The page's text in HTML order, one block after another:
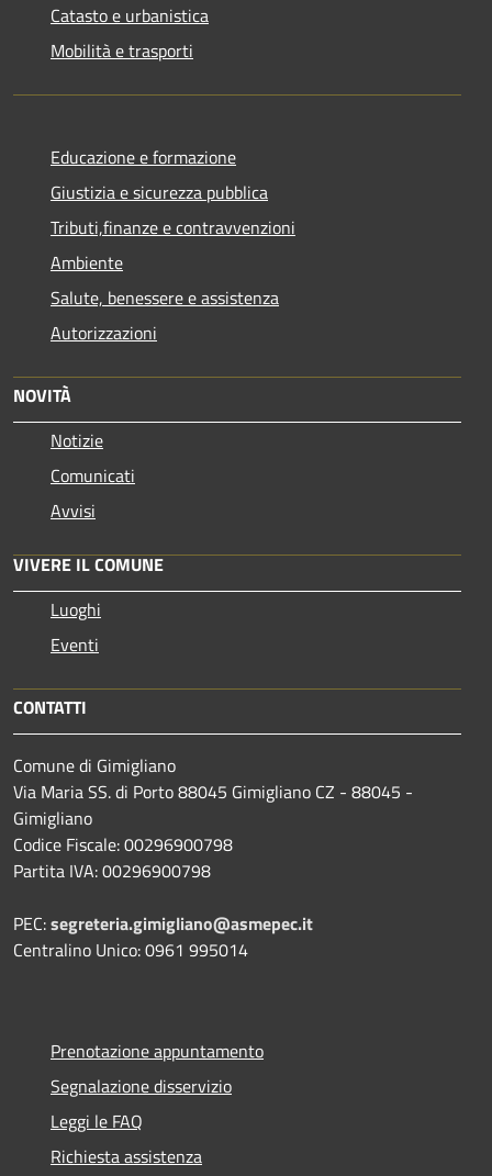
Catasto e urbanistica
Mobilità e trasporti
Educazione e formazione
Giustizia e sicurezza pubblica
Tributi,finanze e contravvenzioni
Ambiente
Salute, benessere e assistenza
Autorizzazioni
NOVITÀ
Notizie
Comunicati
Avvisi
VIVERE IL COMUNE
Luoghi
Eventi
CONTATTI
Comune di Gimigliano
Via Maria SS. di Porto 88045 Gimigliano CZ - 88045 -
Gimigliano
Codice Fiscale: 00296900798
Partita IVA: 00296900798
PEC:segreteria.gimigliano@asmepec.it
Centralino Unico: 0961 995014
Prenotazione appuntamento
Segnalazione disservizio
Leggi le FAQ
Richiesta assistenza